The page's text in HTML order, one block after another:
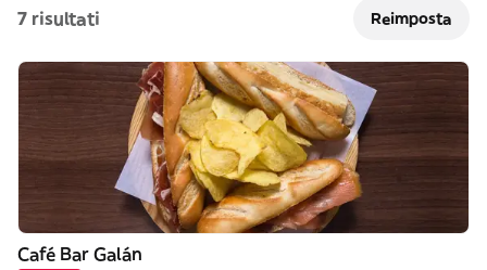
7 risultati Reimposta
Café Bar Galán